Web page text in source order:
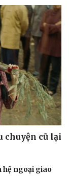
chuyện cũ lại
hệ ngoại giao